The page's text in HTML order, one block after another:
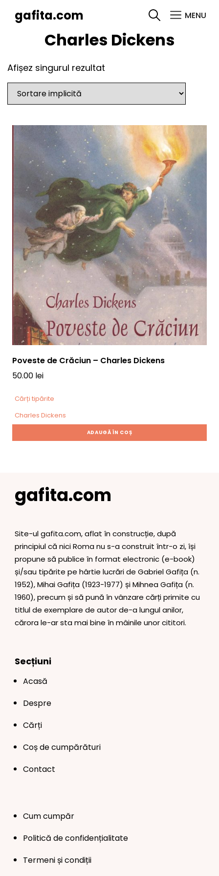
gafita.com MENU
Charles Dickens
Afișez singurul rezultat
Poveste de Crăciun – Charles Dickens
50.00 lei
Cărți tipărite
Charles Dickens
ADAUGĂ ÎN COȘ
gafita.com
Site-ul gafita.com, aflat în construcție, după
principiul că nici Roma nu s-a construit într-o zi, își
propune să publice în format electronic (e-book)
și/sau tipărite pe hârtie lucrări de Gabriel Gafița (n.
1952), Mihai Gafița (1923-1977) și Mihnea Gafița (n.
1960), precum și să pună în vânzare cărți primite cu
titlul de exemplare de autor de-a lungul anilor,
cărora le-ar sta mai bine în mâinile unor cititori.
Secțiuni
Acasă
Despre
Cărți
Coș de cumpărături
Contact
Cum cumpăr
Politică de confidențialitate
Termeni și condiții